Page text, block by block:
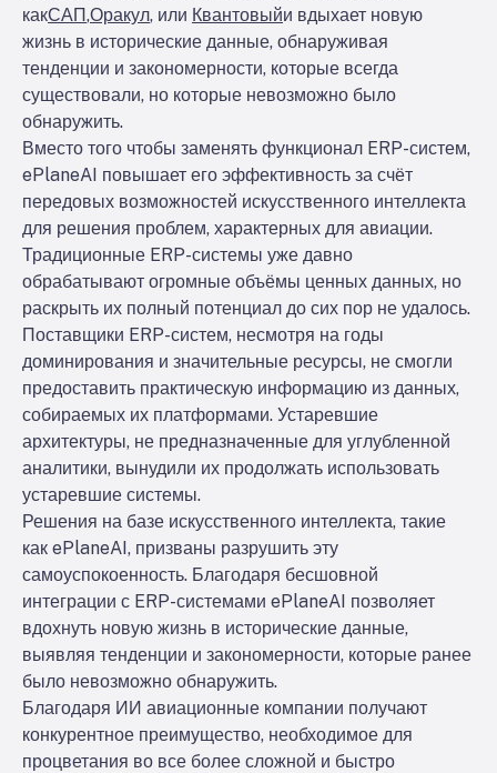
какСАП,Оракул, или Квантовыйи вдыхает новую
жизнь в исторические данные, обнаруживая
тенденции и закономерности, которые всегда
существовали, но которые невозможно было
обнаружить.
Вместо того чтобы заменять функционал ERP-систем,
ePlaneAI повышает его эффективность за счёт
передовых возможностей искусственного интеллекта
для решения проблем, характерных для авиации.
Традиционные ERP-системы уже давно
обрабатывают огромные объёмы ценных данных, но
раскрыть их полный потенциал до сих пор не удалось.
Поставщики ERP-систем, несмотря на годы
доминирования и значительные ресурсы, не смогли
предоставить практическую информацию из данных,
собираемых их платформами. Устаревшие
архитектуры, не предназначенные для углубленной
аналитики, вынудили их продолжать использовать
устаревшие системы.
Решения на базе искусственного интеллекта, такие
как ePlaneAI, призваны разрушить эту
самоуспокоенность. Благодаря бесшовной
интеграции с ERP-системами ePlaneAI позволяет
вдохнуть новую жизнь в исторические данные,
выявляя тенденции и закономерности, которые ранее
было невозможно обнаружить.
Благодаря ИИ авиационные компании получают
конкурентное преимущество, необходимое для
процветания во все более сложной и быстро